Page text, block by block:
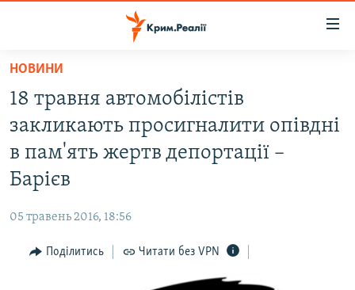
Перейти
основного
матеріалу
до
основної
Перейти
пошуку
ВОДА.КРИМ
ВІДЕО ТА ФОТО
ПОЛІТИКА
ПОГЛЯД
ІНТЕРВ'Ю
НОВИНИ
18 травня автомобілістів
закликають просигналити опівдні
в пам'ять жертв депортації –
Барієв
05 травень 2016, 18:56
Поділитись Читати без VPN